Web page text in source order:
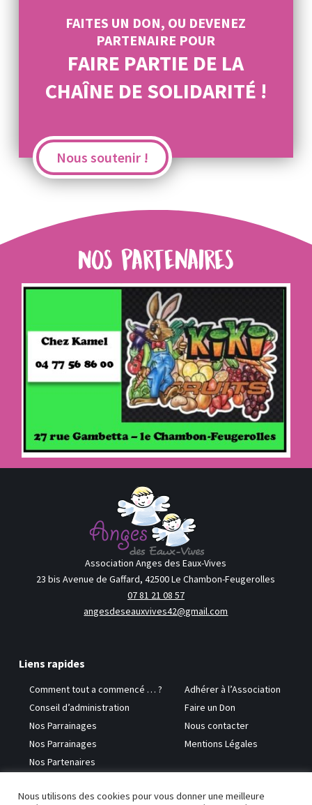
FAITES UN DON, OU DEVENEZ
PARTENAIRE POUR
FAIRE PARTIE DE LA
CHAÎNE DE SOLIDARITÉ !
Nous soutenir !
Nos partenaires
Association Anges des Eaux-Vives
23 bis Avenue de Gaffard, 42500 Le Chambon-Feugerolles
07 81 21 08 57
angesdeseauxvives42@gmail.com
Liens rapides
Comment tout a commencé … ?
Conseil d’administration
Nos Parrainages
Nos Parrainages
Nos Partenaires
Adhérer à l’Association
Faire un Don
Nous contacter
Mentions Légales
Nous utilisons des cookies pour vous donner une meilleure